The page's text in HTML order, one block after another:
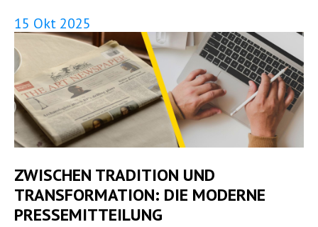
15 Okt 2025
ZWISCHEN TRADITION UND
TRANSFORMATION: DIE MODERNE
PRESSEMITTEILUNG